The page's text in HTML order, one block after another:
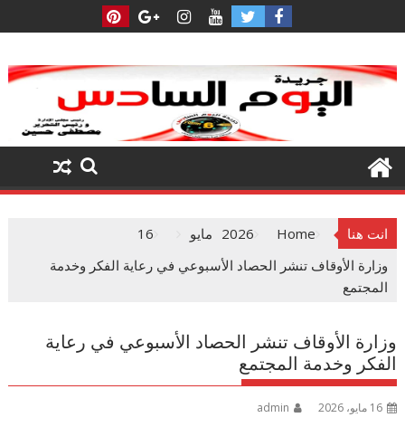
to
انت هنا Home
2026 مايو
16
وزارة الأوقاف تنشر الحصاد الأسبوعي في رعاية الفكر وخدمة
المجتمع
وزارة الأوقاف تنشر الحصاد الأسبوعي في رعاية
الفكر وخدمة المجتمع
16 مايو، 2026 admin